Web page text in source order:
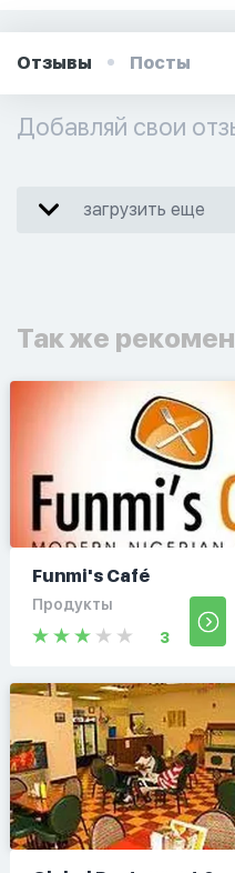
Отзывы Посты
Добавляй свои
загрузить еще
Так же
Funmi's Café
Продукты
3